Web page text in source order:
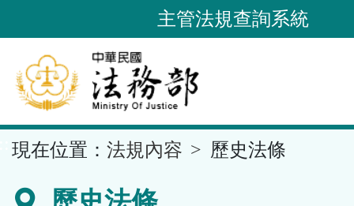
到
要
內
容
區
主管法規查詢系統
現在位置： 法規內容 歷史法條